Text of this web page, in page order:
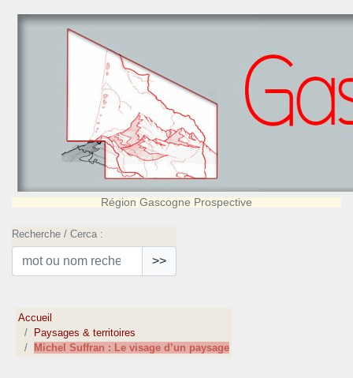
Région Gascogne Prospective
Recherche / Cerca :
>>
Accueil
Paysages & territoires
Michel Suffran : Le visage d’un paysage